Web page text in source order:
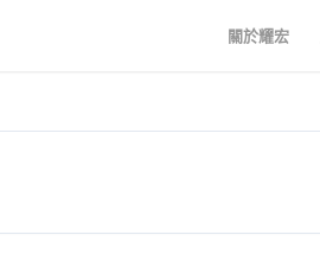
關於耀宏